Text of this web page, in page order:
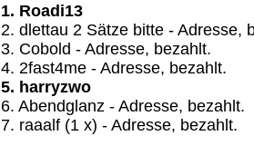
1. Roadi13
2. dlettau 2 Sätze bitte - Adresse,
3. Cobold - Adresse, bezahlt.
4. 2fast4me - Adresse, bezahlt.
5. harryzwo
6. Abendglanz - Adresse, bezahlt.
7. raaalf (1 x) - Adresse, bezahlt.